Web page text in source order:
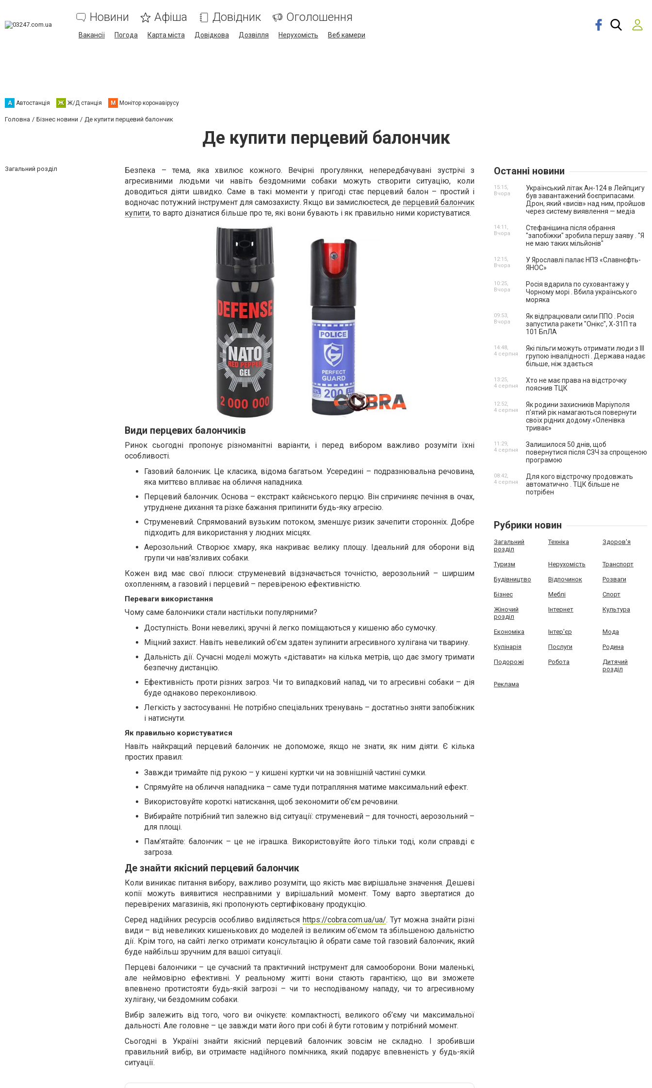
Новини Афіша Довідник Оголошення
Вакансії Погода Карта міста Довідкова Дозвілля Нерухомість Веб камери
А Автостанція Ж Ж/Д станція М Монітор коронавірусу
Головна Бізнес новини Де купити перцевий балончик
Де купити перцевий балончик
Загальний розділ
Безпека – тема, яка хвилює кожного. Вечірні прогулянки, непередбачувані зустрічі з
агресивними людьми чи навіть бездомними собаки можуть створити ситуацію, коли
доводиться діяти швидко. Саме в такі моменти у пригоді стає перцевий балон – простий і
водночас потужний інструмент для самозахисту. Якщо ви замислюєтеся, де перцевий балончик
купити, то варто дізнатися більше про те, які вони бувають і як правильно ними користуватися.
Види перцевих балончиків
Ринок сьогодні пропонує різноманітні варіанти, і перед вибором важливо розуміти їхні
особливості.
Газовий балончик. Це класика, відома багатьом. Усередині – подразнювальна речовина,
яка миттєво впливає на обличчя нападника.
Перцевий балончик. Основа – екстракт кайєнського перцю. Він спричиняє печіння в очах,
утруднене дихання та різке бажання припинити будь-яку агресію.
Струменевий. Спрямований вузьким потоком, зменшує ризик зачепити сторонніх. Добре
підходить для використання у людних місцях.
Аерозольний. Створює хмару, яка накриває велику площу. Ідеальний для оборони від
групи чи нав’язливих собаки.
Кожен вид має свої плюси: струменевий відзначається точністю, аерозольний – ширшим
охопленням, а газовий і перцевий – перевіреною ефективністю.
Переваги використання
Чому саме балончики стали настільки популярними?
Доступність. Вони невеликі, зручні й легко поміщаються у кишеню або сумочку.
Міцний захист. Навіть невеликий об’єм здатен зупинити агресивного хулігана чи тварину.
Дальність дії. Сучасні моделі можуть «діставати» на кілька метрів, що дає змогу тримати
безпечну дистанцію.
Ефективність проти різних загроз. Чи то випадковий напад, чи то агресивні собаки – дія
буде однаково переконливою.
Легкість у застосуванні. Не потрібно спеціальних тренувань – достатньо зняти запобіжник
і натиснути.
Як правильно користуватися
Навіть найкращий перцевий балончик не допоможе, якщо не знати, як ним діяти. Є кілька
простих правил:
Завжди тримайте під рукою – у кишені куртки чи на зовнішній частині сумки.
Спрямуйте на обличчя нападника – саме туди потрапляння матиме максимальний ефект.
Використовуйте короткі натискання, щоб зекономити об’єм речовини.
Вибирайте потрібний тип залежно від ситуації: струменевий – для точності, аерозольний –
для площі.
Пам’ятайте: балончик – це не іграшка. Використовуйте його тільки тоді, коли справді є
загроза.
Де знайти якісний перцевий балончик
Коли виникає питання вибору, важливо розуміти, що якість має вирішальне значення. Дешеві
копії можуть виявитися несправними у вирішальний момент. Тому варто звертатися до
перевірених магазинів, які пропонують сертифіковану продукцію.
Серед надійних ресурсів особливо виділяється https://cobra.com.ua/ua/. Тут можна знайти різні
види – від невеликих кишенькових до моделей із великим об’ємом та збільшеною дальністю
дії. Крім того, на сайті легко отримати консультацію й обрати саме той газовий балончик, який
буде найбільш зручним для вашої ситуації.
Перцеві балончики – це сучасний та практичний інструмент для самооборони. Вони маленькі,
але неймовірно ефективні. У реальному житті вони стають гарантією, що ви зможете
впевнено протистояти будь-якій загрозі – чи то несподіваному нападу, чи то агресивному
хулігану, чи бездомним собаки.
Вибір залежить від того, чого ви очікуєте: компактності, великого об’єму чи максимальної
дальності. Але головне – це завжди мати його при собі й бути готовим у потрібний момент.
Сьогодні в Україні знайти якісний перцевий балончик зовсім не складно. І зробивши
правильний вибір, ви отримаєте надійного помічника, який подарує впевненість у будь-якій
ситуації.
Останні новини
Український літак Ан-124 в Лейпцигу
був завантажений боєприпасами.
Дрон, який «висів» над ним, пройшов
через систему виявлення — медіа
15:15,
Вчора
Стефанішина після обрання
"запобіжки" зробила першу заяву . "Я
не маю таких мільйонів"
14:11,
Вчора
У Ярославлі палає НПЗ «Славнєфть-
ЯНОС»
12:15,
Вчора
Росія вдарила по суховантажу у
Чорному морі . Вбила українського
моряка
10:25,
Вчора
Як відпрацювали сили ППО . Росія
запустила ракети "Онікс", Х-31П та
101 БпЛА
09:53,
Вчора
Які пільги можуть отримати люди з III
групою інвалідності . Держава надає
більше, ніж здається
14:48,
4 серпня
Хто не має права на відстрочку
пояснив ТЦК
13:25,
4 серпня
Як родини захисників Маріуполя
пʼятий рік намагаються повернути
своїх рідних додому.«Оленівка
триває»
12:52,
4 серпня
Залишилося 50 днів, щоб
повернутися після СЗЧ за спрощеною
програмою
11:29,
4 серпня
Для кого відстрочку продовжать
автоматично . ТЦК більше не
потрібен
08:42,
4 серпня
Рубрики новин
Загальний
розділ
Техніка Здоров'я
Туризм Нерухомість Транспорт
Будівництво Відпочинок Розваги
Бізнес Меблі Спорт
Жіночий
розділ
Інтернет Культура
Економіка Інтер'єр Мода
Кулінарія Послуги Родина
Подорожі Робота
Дитячий
розділ
Реклама